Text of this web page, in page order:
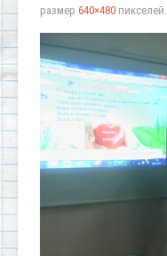
размер 640×480 пикселей.